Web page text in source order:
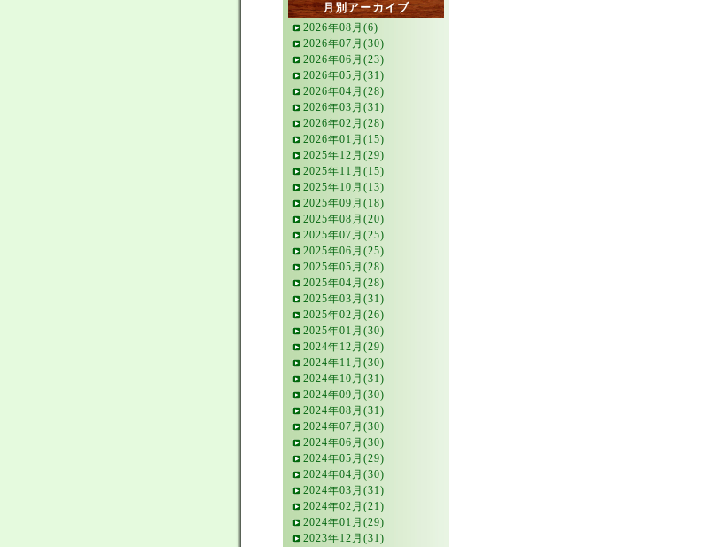
月別アーカイブ
2026年08月(6)
2026年07月(30)
2026年06月(23)
2026年05月(31)
2026年04月(28)
2026年03月(31)
2026年02月(28)
2026年01月(15)
2025年12月(29)
2025年11月(15)
2025年10月(13)
2025年09月(18)
2025年08月(20)
2025年07月(25)
2025年06月(25)
2025年05月(28)
2025年04月(28)
2025年03月(31)
2025年02月(26)
2025年01月(30)
2024年12月(29)
2024年11月(30)
2024年10月(31)
2024年09月(30)
2024年08月(31)
2024年07月(30)
2024年06月(30)
2024年05月(29)
2024年04月(30)
2024年03月(31)
2024年02月(21)
2024年01月(29)
2023年12月(31)